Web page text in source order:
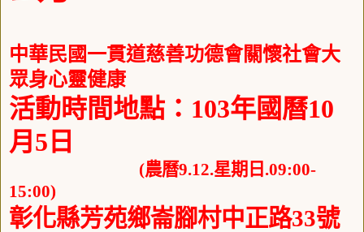
中華民國一貫道慈善功德會關懷社會大
眾身心靈健康
活動時間地點： 103年國曆10
月 5 日
(農曆9.12.星期日 .09:00-
15:00)
彰化縣芳苑鄉崙腳村中正路33號